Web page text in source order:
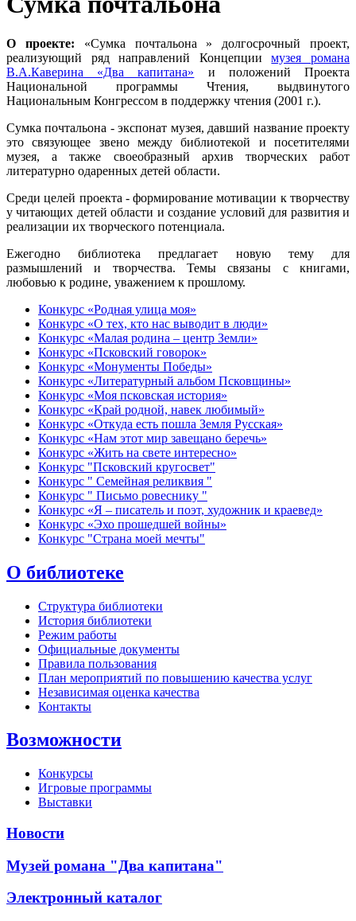
О проекте: «Сумка почтальона » долгосрочный проект,
реализующий ряд направлений Концепциимузея романа
В.А.Каверина «Два капитана» и положений Проекта
Национальной программы Чтения, выдвинутого
Национальным Конгрессом в поддержку чтения (2001 г.).
Сумка почтальона - экспонат музея, давший название проекту
это связующее звено между библиотекой и посетителями
музея, а также своеобразный архив творческих работ
литературно одаренных детей области.
Среди целей проекта - формирование мотивации к творчеству
у читающих детей области и создание условий для развития и
реализации их творческого потенциала.
Ежегодно библиотека предлагает новую тему для
размышлений и творчества. Темы связаны с книгами,
любовью к родине, уважением к прошлому.
Конкурс «Родная улица моя»
Конкурс «О тех, кто нас выводит в люди»
Конкурс «Малая родина – центр Земли»
Конкурс «Псковский говорок»
Конкурс «Монументы Победы»
Конкурс «Литературный альбом Псковщины»
Конкурс «Моя псковская история»
Конкурс «Край родной, навек любимый»
Конкурс «Откуда есть пошла Земля Русская»
Конкурс «Нам этот мир завещано беречь»
Конкурс «Жить на свете интересно»
Конкурс "Псковский кругосвет"
Конкурс " Семейная реликвия "
Конкурс " Письмо ровеснику "
Конкурс «Я – писатель и поэт, художник и краевед»
Конкурс «Эхо прошедшей войны»
Конкурс "Страна моей мечты"
О библиотеке
Структура библиотеки
История библиотеки
Режим работы
Официальные документы
Правила пользования
План мероприятий по повышению качества услуг
Независимая оценка качества
Контакты
Возможности
Конкурсы
Игровые программы
Выставки
Новости
Музей романа "Два капитана"
Электронный каталог